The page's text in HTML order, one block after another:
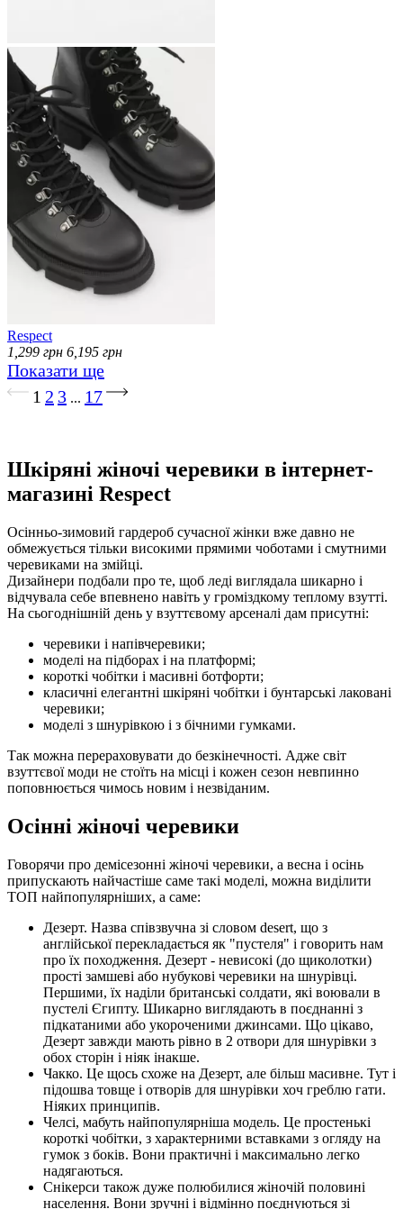
Respect
1,299 грн 6,195 грн
Показати ще
1 2 3 ... 17
Шкіряні жіночі черевики в інтернет-
магазині Respect
Осінньо-зимовий гардероб сучасної жінки вже давно не
обмежується тільки високими прямими чоботами і смутними
черевиками на змійці.
Дизайнери подбали про те, щоб леді виглядала шикарно і
відчувала себе впевнено навіть у громіздкому теплому взутті.
На сьогоднішній день у взуттєвому арсеналі дам присутні:
черевики і напівчеревики;
моделі на підборах і на платформі;
короткі чобітки і масивні ботфорти;
класичні елегантні шкіряні чобітки і бунтарські лаковані
черевики;
моделі з шнурівкою і з бічними гумками.
Так можна перераховувати до безкінечності. Адже світ
взуттєвої моди не стоїть на місці і кожен сезон невпинно
поповнюється чимось новим і незвіданим.
Осінні жіночі черевики
Говорячи про демісезонні жіночі черевики, а весна і осінь
припускають найчастіше саме такі моделі, можна виділити
ТОП найпопулярніших, а саме:
Дезерт. Назва співзвучна зі словом desert, що з
англійської перекладається як "пустеля" і говорить нам
про їх походження. Дезерт - невисокі (до щиколотки)
прості замшеві або нубукові черевики на шнурівці.
Першими, їх наділи британські солдати, які воювали в
пустелі Єгипту. Шикарно виглядають в поєднанні з
підкатаними або укороченими джинсами. Що цікаво,
Дезерт завжди мають рівно в 2 отвори для шнурівки з
обох сторін і ніяк інакше.
Чакко. Це щось схоже на Дезерт, але більш масивне. Тут і
підошва товще і отворів для шнурівки хоч греблю гати.
Ніяких принципів.
Челсі, мабуть найпопулярніша модель. Це простенькі
короткі чобітки, з характерними вставками з огляду на
гумок з боків. Вони практичні і максимально легко
надягаються.
Снікерси також дуже полюбилися жіночій половині
населення. Вони зручні і відмінно поєднуються зі